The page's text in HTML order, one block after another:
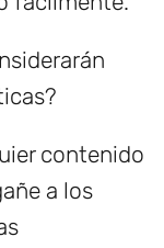
contenido
a los